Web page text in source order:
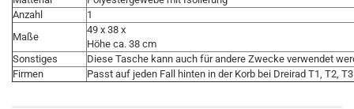
Anzahl
1
Maße
49 x 38 x
Höhe ca. 38 cm
Sonstiges
Diese Tasche kann auch für andere Zwecke verwendet
Firmen
Passt auf jeden Fall hinten in der Korb bei Dreirad T1, T2, T3